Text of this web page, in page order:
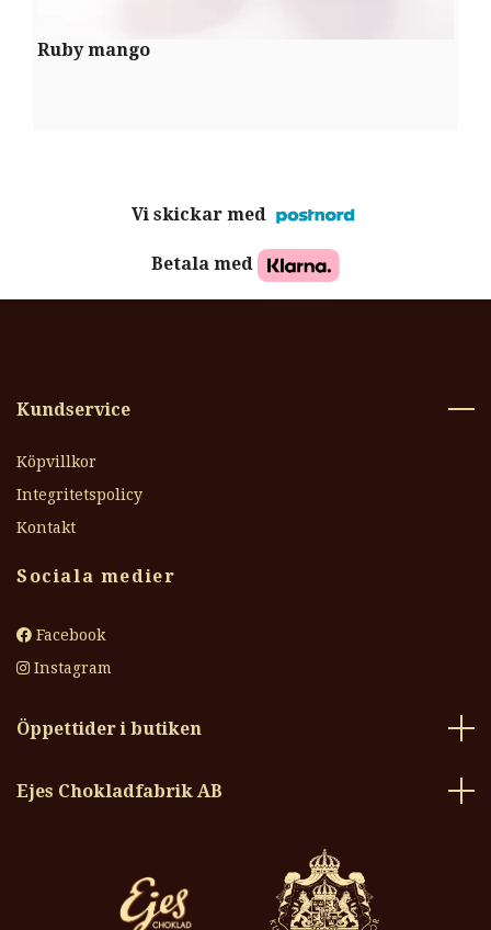
Vi skickar med
Betala med
Ruby mango
Kundservice
Köpvillkor
Integritetspolicy
Kontakt
Sociala medier
Facebook
Instagram
Öppettider i butiken
Ejes Chokladfabrik AB